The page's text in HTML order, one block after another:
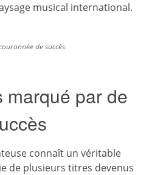
musical international.
de succès
marqué par de
connaît un véritable
de plusieurs titres devenus